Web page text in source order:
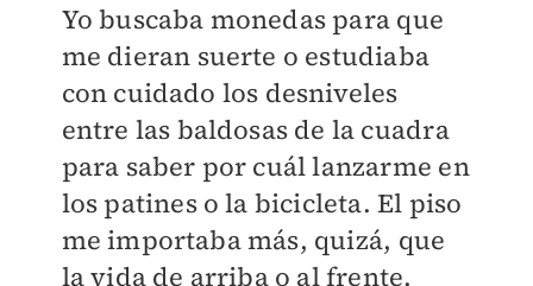
Yo buscaba monedas para que
me dieran suerte o estudiaba
con cuidado los desniveles
entre las baldosas de la cuadra
para saber por cuál lanzarme en
los patines o la bicicleta. El piso
me importaba más, quizá, que
la vida de arriba o al frente.